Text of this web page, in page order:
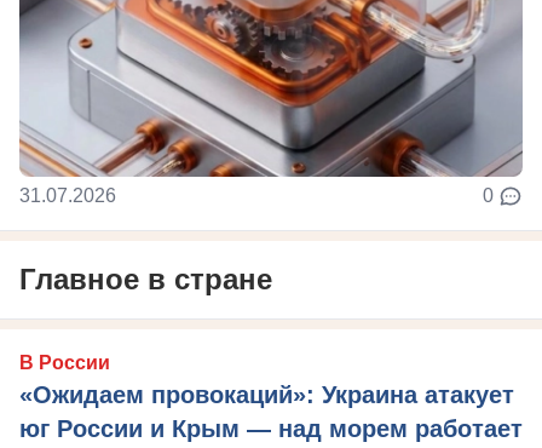
31.07.2026 0
Главное в стране
В России
«Ожидаем провокаций»: Украина атакует
юг России и Крым — над морем работает